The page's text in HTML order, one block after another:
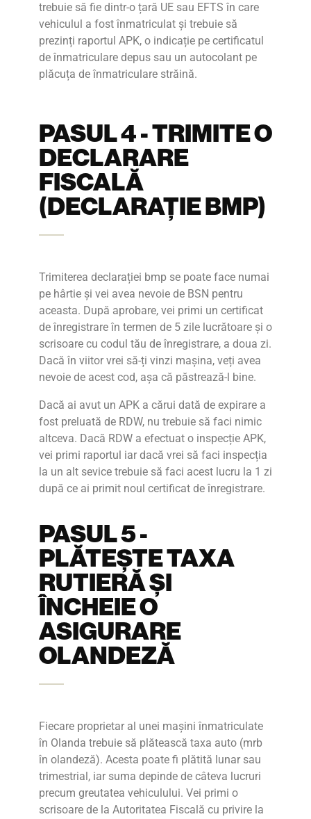
trebuie să fie dintr-o țară UE sau EFTS în care
vehiculul a fost înmatriculat și trebuie să
prezinți raportul APK, o indicație pe certificatul
de înmatriculare depus sau un autocolant pe
plăcuța de înmatriculare străină.
PASUL 4 - TRIMITE O
DECLARARE
FISCALĂ
(DECLARAȚIE BMP)
Trimiterea declarației bmp se poate face numai
pe hârtie și vei avea nevoie de BSN pentru
aceasta. După aprobare, vei primi un certificat
de înregistrare în termen de 5 zile lucrătoare și o
scrisoare cu codul tău de înregistrare, a doua zi.
Dacă în viitor vrei să-ți vinzi mașina, veți avea
nevoie de acest cod, așa că păstrează-l bine.
Dacă ai avut un APK a cărui dată de expirare a
fost preluată de RDW, nu trebuie să faci nimic
altceva. Dacă RDW a efectuat o inspecție APK,
vei primi raportul iar dacă vrei să faci inspecția
la un alt sevice trebuie să faci acest lucru la 1 zi
după ce ai primit noul certificat de înregistrare.
PASUL 5 -
PLĂTEȘTE TAXA
RUTIERĂ ȘI
ÎNCHEIE O
ASIGURARE
OLANDEZĂ
Fiecare proprietar al unei mașini înmatriculate
în Olanda trebuie să plătească taxa auto (mrb
în olandeză). Acesta poate fi plătită lunar sau
trimestrial, iar suma depinde de câteva lucruri
precum greutatea vehiculului. Vei primi o
scrisoare de la Autoritatea Fiscală cu privire la